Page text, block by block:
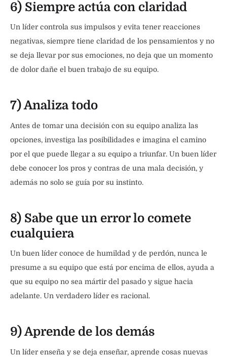
6) Siempre actúa con claridad
Un líder controla sus impulsos y evita tener reacciones
negativas, siempre tiene claridad de los pensamientos y no
se deja llevar por sus emociones, no deja que un momento
de dolor dañe el buen trabajo de su equipo.
7) Analiza todo
Antes de tomar una decisión con su equipo analiza las
opciones, investiga las posibilidades e imagina el camino
por el que puede llegar a su equipo a triunfar. Un buen líder
debe conocer los pros y contras de una mala decisión, y
además no solo se guía por su instinto.
8) Sabe que un error lo comete
cualquiera
Un buen líder conoce de humildad y de perdón, nunca le
presume a su equipo que está por encima de ellos, ayuda a
que su equipo no sea mártir del pasado y sigue hacia
adelante. Un verdadero líder es racional.
9) Aprende de los demás
Un líder enseña y se deja enseñar, aprende cosas nuevas